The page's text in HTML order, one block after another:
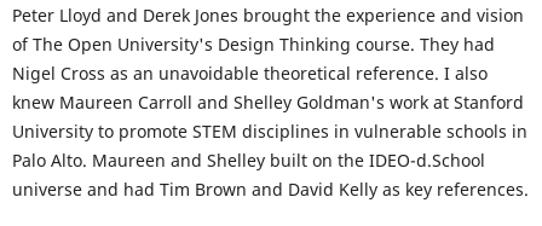
Peter Lloyd and Derek Jones brought the experience and vision
of The Open University's Design Thinking course. They had
Nigel Cross as an unavoidable theoretical reference. I also
knew Maureen Carroll and Shelley Goldman's work at Stanford
University to promote STEM disciplines in vulnerable schools in
Palo Alto. Maureen and Shelley built on the IDEO-d.School
universe and had Tim Brown and David Kelly as key references.